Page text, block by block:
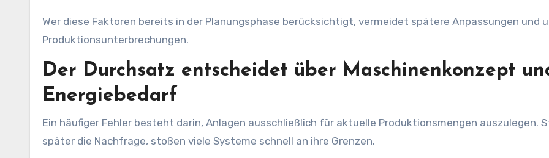
Wer diese Faktoren bereits in der Planungsphase berücksichtigt, vermeidet spätere Anpassungen und
Produktionsunterbrechungen.
Der Durchsatz entscheidet über Maschinenkonzept
Energiebedarf
Ein häufiger Fehler besteht darin, Anlagen ausschließlich für aktuelle Produktionsmengen auszulegen.
später die Nachfrage, stoßen viele Systeme schnell an ihre Grenzen.